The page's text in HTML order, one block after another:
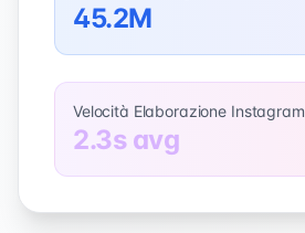
45.2M
Velocità Elaborazione Instagram
2.3s avg